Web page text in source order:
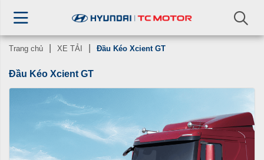
Trang chủ XE TẢI Đầu Kéo Xcient GT
Đầu Kéo Xcient GT